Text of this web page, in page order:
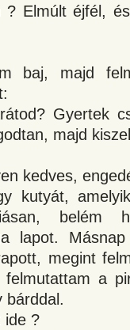
Elmúlt éjfél,
baj, majd
Gyertek
majd
kedves,
kutyát,
belém
lapot.
megint
a
bárddal.
ide ?